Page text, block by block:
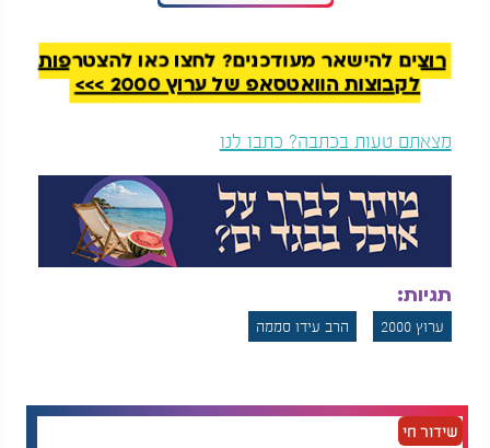
רוצים להישאר מעודכנים? לחצו כאן להצטרפות
לקבוצות הוואטסאפ של ערוץ 2000 >>>
מצאתם טעות בכתבה? כתבו לנו
תגיות:
ערוץ 2000 הרב עידו סממה
שידור חי